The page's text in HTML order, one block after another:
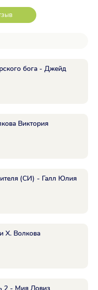
бога - Джейд
Виктория
(СИ) - Галл Юлия
Х. Волкова